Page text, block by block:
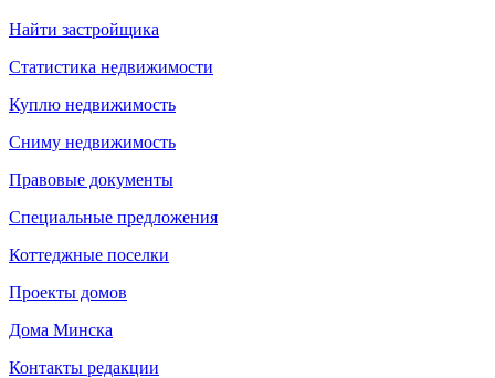
Найти застройщика
Статистика недвижимости
Куплю недвижимость
Сниму недвижимость
Правовые документы
Специальные предложения
Коттеджные поселки
Проекты домов
Дома Минска
Контакты редакции